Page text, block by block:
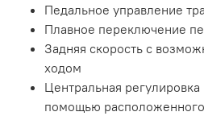
Педальное управление
Плавное переключение
Задняя скорость с
ходом
Центральная
помощью